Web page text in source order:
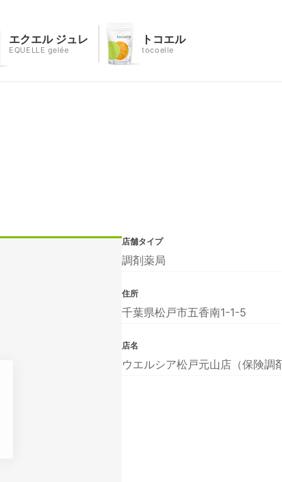
エクエル ジュレ
EQUELLE gelée
トコエル
tocoelle
店舗タイプ
調剤薬局
住所
千葉県松戸市五香南1-1-5
店名
ウエルシア松戸元山店（保険調